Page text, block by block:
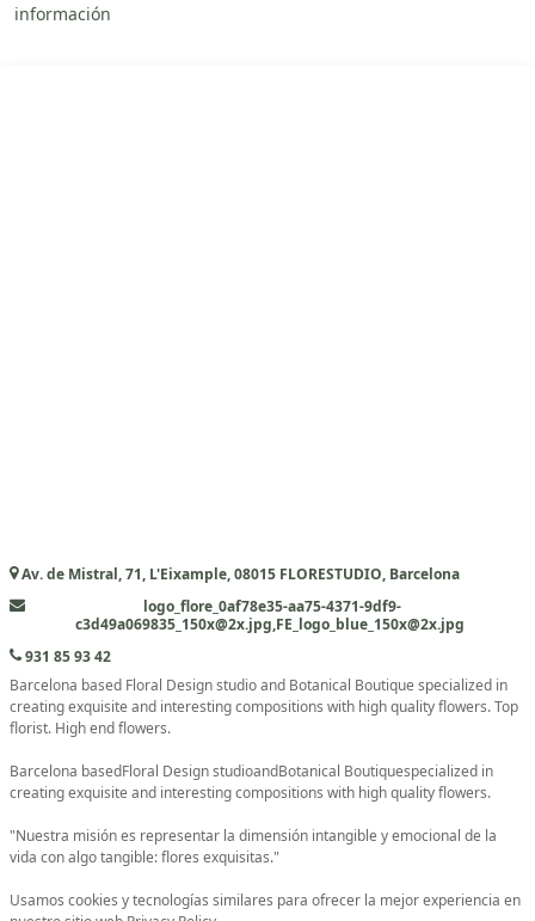
información
Av. de Mistral, 71, L'Eixample, 08015 FLORESTUDIO, Barcelona
logo_flore_0af78e35-aa75-4371-9df9-
c3d49a069835_150x@2x.jpg,FE_logo_blue_150x@2x.jpg
931 85 93 42
Barcelona based Floral Design studio and Botanical Boutique specialized in
creating exquisite and interesting compositions with high quality flowers. Top
florist. High end flowers.
Barcelona basedFloral Design studioandBotanical Boutiquespecialized in
creating exquisite and interesting compositions with high quality flowers.
"Nuestra misión es representar la dimensión intangible y emocional de la
vida con algo tangible: flores exquisitas."
Usamos cookies y tecnologías similares para ofrecer la mejor experiencia en